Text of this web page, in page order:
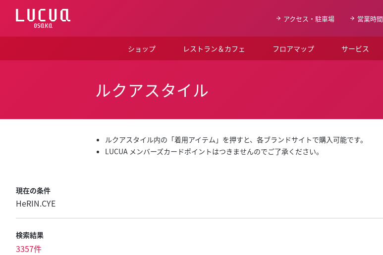
ス
アクセス・駐車場 営業時間
ショップ レストラン＆カフェ フロアマップ サービス
ルクアスタイル
ルクアスタイル内の「着用アイテム」を押すと、各ブランドサイトで購入可能です。
LUCUA メンバーズカードポイントはつきませんのでご了承ください。
現在の条件
HeRIN.CYE
検索結果
3357件